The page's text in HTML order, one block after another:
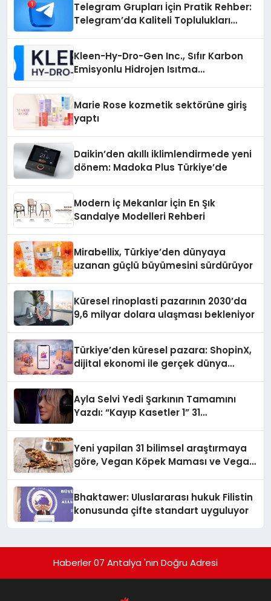
Telegram Grupları İçin Pratik Rehber:
Telegram’da Kaliteli Toplulukları
Kleen-Hy-Dro-Gen Inc., Sıfır Karbon
Emisyonlu Hidrojen Isıtma
Marie Rose kozmetik sektörüne giriş
yaptı
Daikin’den akıllı iklimlendirmede yeni
dönem: Madoka Plus Türkiye’de
Modern İç Mekanlar İçin En Şık
Sandalye Modelleri Rehberi
Mirabellix, Türkiye’den dünyaya
uzanan güçlü büyümesini sürdürüyor
Küresel rinoplasti pazarının 2030’da
9,6 milyar dolara ulaşması bekleniyor
Türkiye’den küresel pazara: ShopinX,
dijital ekonomi ile gerçek dünya
Ayla Selvi Yedi Şarkının Tamamını
Yazdı: “Kayıp Kasetler 1” 31
Yeni yapilan 31 bilimsel araştırmaya
göre, Vegan Köpek Maması ve Vegan
Bhaktawer: Uluslararası hukuk Filistin
konusunda çifte standart uyguluyor
Haberler 07 Antalya 'nın Doğru Adresi